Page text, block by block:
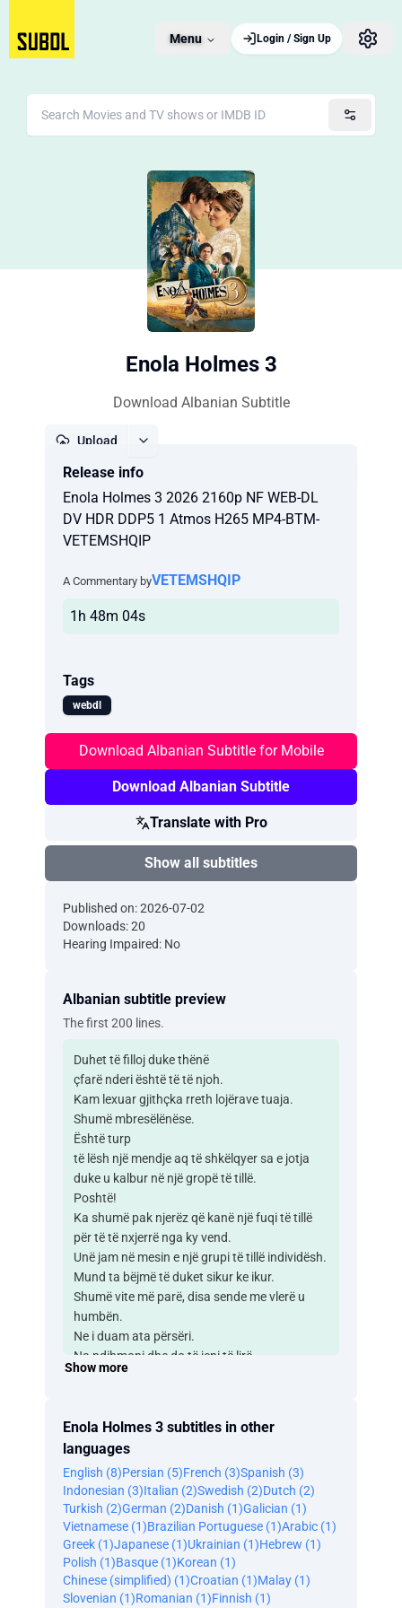
Menu Login / Sign Up
Enola Holmes 3
Download Albanian Subtitle
Upload
Release info
Enola Holmes 3 2026 2160p NF WEB-DL
DV HDR DDP5 1 Atmos H265 MP4-BTM-
VETEMSHQIP
A Commentary byVETEMSHQIP
1h 48m 04s
Tags
webdl
Download Albanian Subtitle for Mobile
Download Albanian Subtitle
Translate with Pro
Show all subtitles
Published on: 2026-07-02
Downloads: 20
Hearing Impaired: No
Albanian subtitle preview
The first 200 lines.
Duhet të filloj duke thënë
çfarë nderi është të të njoh.
Kam lexuar gjithçka rreth lojërave tuaja.
Shumë mbresëlënëse.
Është turp
të lësh një mendje aq të shkëlqyer sa e jotja
duke u kalbur në një gropë të tillë.
Poshtë!
Ka shumë pak njerëz që kanë një fuqi të tillë
për të të nxjerrë nga ky vend.
Unë jam në mesin e një grupi të tillë individësh.
Mund ta bëjmë të duket sikur ke ikur.
Shumë vite më parë, disa sende me vlerë u
humbën.
Ne i duam ata përsëri.
Na ndihmoni dhe do të jeni të lirë.
Bën emrin.
Lexova diku se të gjitha historitë e mira fillojnë
me një martesë.
Ku është ajo?
Ky sigurisht që po.
Ajo është shumë vonë.
Dikush po afrohet.
Bukur.
Ja ku jemi.
Oh. - Oh.
Show more
Enola Holmes 3 subtitles in other
languages
English (8)Persian (5)French (3)Spanish (3)
Indonesian (3)Italian (2)Swedish (2)Dutch (2)
Turkish (2)German (2)Danish (1)Galician (1)
Vietnamese (1)Brazilian Portuguese (1)Arabic (1)
Greek (1)Japanese (1)Ukrainian (1)Hebrew (1)
Polish (1)Basque (1)Korean (1)
Chinese (simplified) (1)Croatian (1)Malay (1)
Slovenian (1)Romanian (1)Finnish (1)